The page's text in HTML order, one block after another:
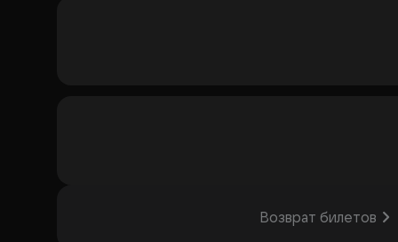
Возврат билетов